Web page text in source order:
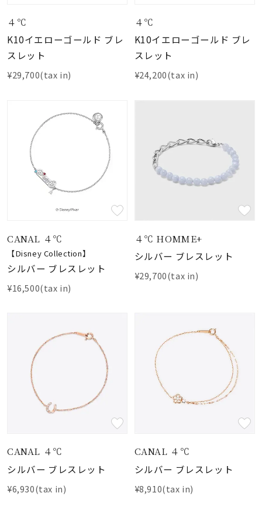
４℃
K10イエローゴールド ブレ
スレット
¥29,700(tax in)
４℃
K10イエローゴールド ブレ
スレット
¥24,200(tax in)
CANAL ４℃
【Disney Collection】
シルバー ブレスレット
¥16,500(tax in)
４℃ HOMME+
シルバー ブレスレット
¥29,700(tax in)
CANAL ４℃
シルバー ブレスレット
¥6,930(tax in)
CANAL ４℃
シルバー ブレスレット
¥8,910(tax in)